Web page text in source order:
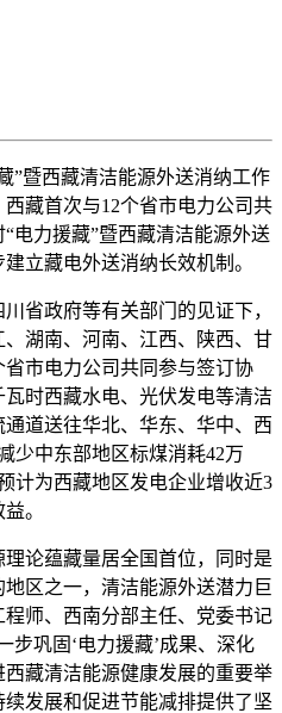
暨西藏清洁能源外送消纳工作
藏首次与12个省市电力公司共
电力援藏”暨西藏清洁能源外送
立藏电外送消纳长效机制。
政府等有关部门的见证下，
湖南、河南、江西、陕西、甘
市电力公司共同参与签订协
瓦时西藏水电、光伏发电等清洁
道送往华北、华东、华中、西
少中东部地区标煤消耗42万
计为西藏地区发电企业增收近3
。
论蕴藏量居全国首位，同时是
区之一，清洁能源外送潜力巨
师、西南分部主任、党委书记
步巩固‘电力援藏’成果、深化
藏清洁能源健康发展的重要举
发展和促进节能减排提供了坚